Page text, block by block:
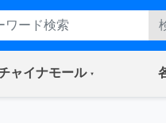
ャイナモール(current)